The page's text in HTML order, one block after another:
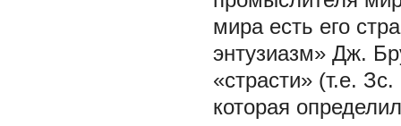
мира есть его
энтузиазм» Дж.
«страсти» (т.е.
которая